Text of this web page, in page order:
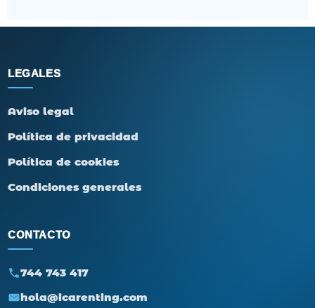
LEGALES
Aviso legal
Política de privacidad
Política de cookies
Condiciones generales
CONTACTO
744 743 417
hola@icarenting.com